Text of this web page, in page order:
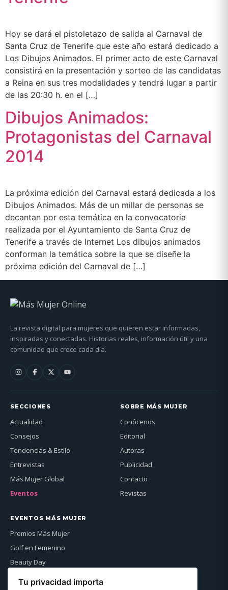
Hoy se dará el pistoletazo de salida al Carnaval de
Santa Cruz de Tenerife que este año estará dedicado a
Los Dibujos Animados. El primer acto de este Carnaval
consistirá en la presentación y sorteo de las candidatas
a Reina en sus tres modalidades y tendrá lugar a partir
de las 20:30 h. en el […]
Dibujos Animados:
Protagonistas del Carnaval
2014
La próxima edición del Carnaval estará dedicada a los
Dibujos Animados. Más de un millar de personas se
decantan por esta temática en la convocatoria
realizada por el Ayuntamiento de Santa Cruz de
Tenerife a través de Internet Los dibujos animados
conforman la temática sobre la que se diseñe la
próxima edición del Carnaval de […]
La revista digital para mujeres que quieren estar informadas,
inspiradas y conectadas. Historias reales, información útil y una
comunidad que crece cada día.
SECCIONES
Actualidad
Consejos
Tendencias & Estilo
Entrevistas
Más Mujer Global
Eventos
SOBRE MÁS MUJER
Conócenos
Editorial
Autoras
Publicidad
Contacto
Revistas
EVENTOS MÁS MUJER
Premios Más Mujer
Golf en Femenino
Beauty Day
Tu privacidad importa